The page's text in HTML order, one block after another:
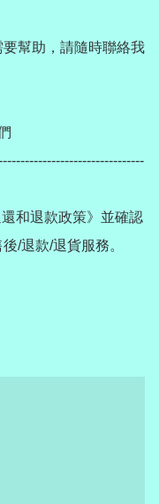
幫助，請隨時聯絡我
和退款政策》並確認
/退款/退貨服務。